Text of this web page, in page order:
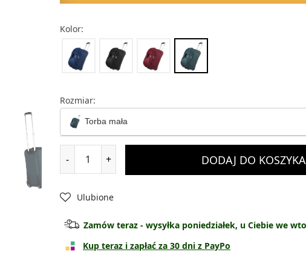
Kolor:
Rozmiar:
Torba mała
Torba mała
Torba średnia
Torba duża
Torba bardzo duża
- + DODAJ DO KOSZYKA
Ulubione
Zamów teraz - wysyłka poniedziałek, u Ciebie we
Kup teraz i zapłać za 30 dni z PayPo